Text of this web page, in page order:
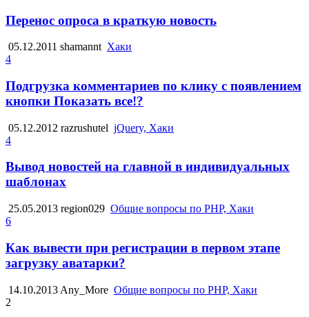
Перенос опроса в краткую новость
05.12.2011 shamannt Хаки
4
Подгрузка комментариев по клику с появлением
кнопки Показать все!?
05.12.2012 razrushutel jQuery, Хаки
4
Вывод новостей на главной в индивидуальных
шаблонах
25.05.2013 region029 Общие вопросы по PHP, Хаки
6
Как вывести при регистрации в первом этапе
загрузку аватарки?
14.10.2013 Any_More Общие вопросы по PHP, Хаки
2